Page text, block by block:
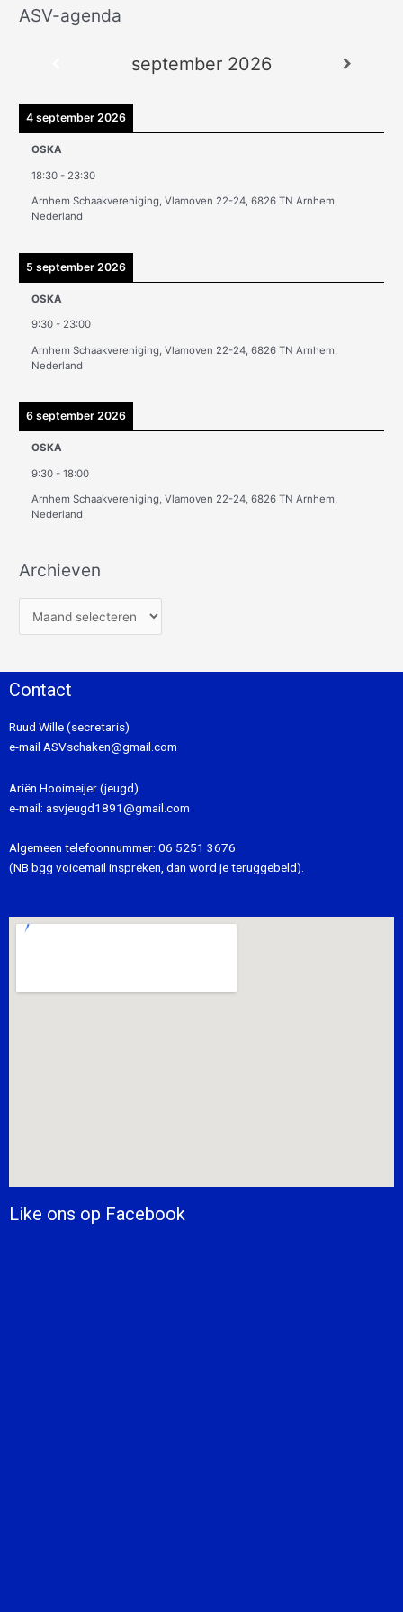
ASV-agenda
september 2026
4 september 2026
OSKA
18:30 - 23:30
Arnhem Schaakvereniging, Vlamoven 22-24, 6826 TN Arnhem,
Nederland
5 september 2026
OSKA
9:30 - 23:00
Arnhem Schaakvereniging, Vlamoven 22-24, 6826 TN Arnhem,
Nederland
6 september 2026
OSKA
9:30 -18:00
Arnhem Schaakvereniging, Vlamoven 22-24, 6826 TN Arnhem,
Nederland
Archieven
A
e
Contact
Ruud Wille (secretaris)
e-mail ASVschaken@gmail.com
Ariën Hooimeijer (jeugd)
e-mail: asvjeugd1891@gmail.com
Algemeen telefoonnummer: 06 5251 3676
(NB bgg voicemail inspreken, dan word je teruggebeld).
Like ons op Facebook